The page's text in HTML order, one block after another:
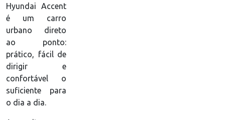
Hyundai Accent
é um carro
urbano direto
ao ponto:
prático, fácil de
dirigir e
confortável o
suficiente para
o dia a dia.